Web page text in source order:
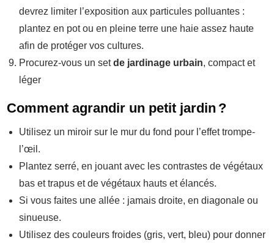
devrez limiter l’exposition aux particules polluantes :
plantez en pot ou en pleine terre une haie assez haute
afin de protéger vos cultures.
Procurez-vous un setde jardinage urbain, compact et
léger
Comment agrandir un petit jardin ?
Utilisez un miroir sur le mur du fond pour l’effet trompe-
l’œil.
Plantez serré, en jouant avec les contrastes de végétaux
bas et trapus et de végétaux hauts et élancés.
Si vous faites une allée : jamais droite, en diagonale ou
sinueuse.
Utilisez des couleurs froides (gris, vert, bleu) pour donner